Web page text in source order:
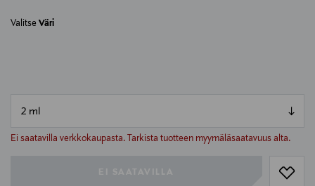
Valitse Väri
Ei saatavilla verkkokaupasta. Tarkista tuotteen myymäläsaatavuus alta.
null